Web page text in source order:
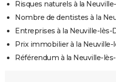
Risques naturels à la
Nombre de dentistes à la
Entreprises à la Neuville-lès-
Prix immobilier à la
Référendum à la Neuville-